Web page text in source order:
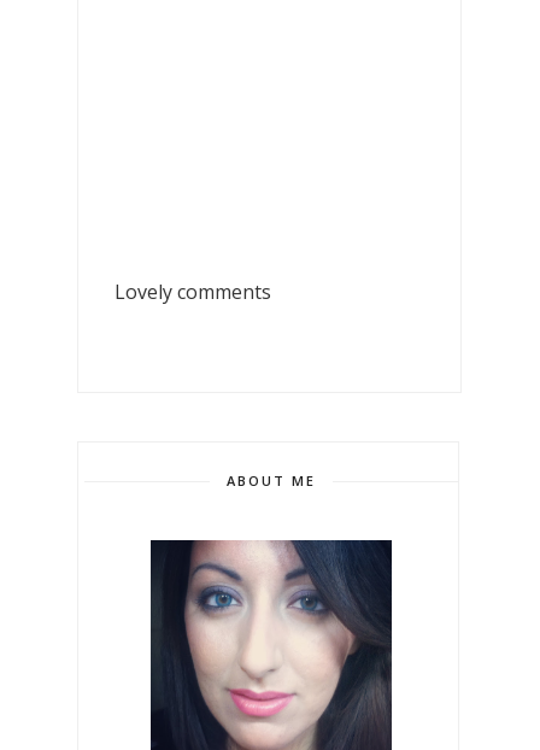
Lovely comments
ABOUT ME